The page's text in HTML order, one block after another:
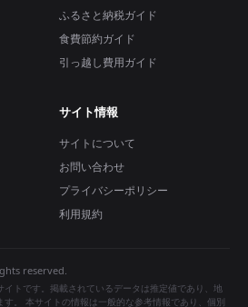
ふるさと納税ガイド
食費節約ガイド
引っ越し費用ガイド
サイト情報
サイトについて
お問い合わせ
プライバシーポリシー
利用規約
reserved.
トです。掲載されているデータは推定値であり、地
。 本サイトの情報は一般的な参考情報であり、個別